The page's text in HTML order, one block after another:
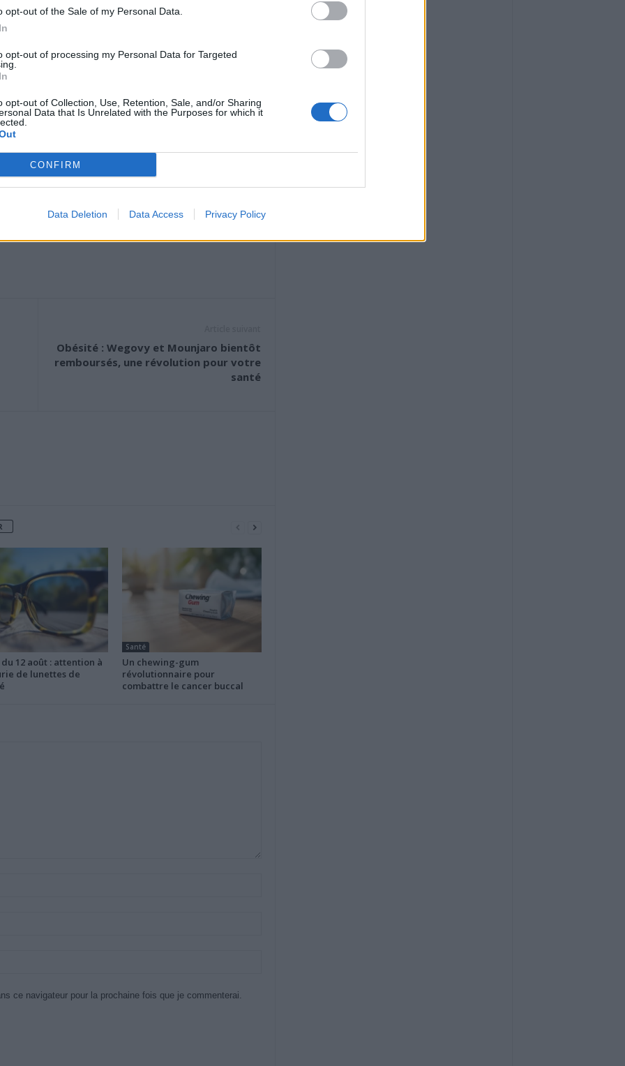
opt-out of the Sale of my Personal Data.
opt-out of processing my Personal Data for Targeted
opt-out of Collection, Use, Retention, Sale, and/or Sharing
Data that Is Unrelated with the Purposes for which it
CONFIRM
Data Deletion Data Access Privacy Policy
vivants
facilite la digestion et offre des nutriments
Les produits à base de soja comme le tofu, le miso
la carotte, les cornichons ou l’oignon, apportent aussi
peuvent avoir des effets positifs. La bière,
qui renforcent le système immunitaire. Des
de boissons fermentées est associée à une
Obésité : Wegovy et Mounjaro bientôt
remboursés, une révolution pour votre
santé
du 12 août : attention à
de lunettes de
Santé
Un chewing-gum
révolutionnaire pour
combattre le cancer buccal
ce navigateur pour la prochaine fois que je commenterai.